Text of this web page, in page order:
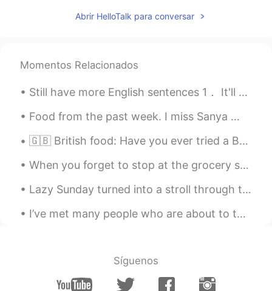
EN
chika
JP
Abrir HelloTalk para conversar
Momentos Relacionados
Still have more English sentences 1． It'll come to me.（我会想起来的。） 2． It hurts like hell!（疼死啦！） 3． ...
Food from the past week. I miss Sanya 😭 but I'm glad to eat malaxiangguo again. It's been almost...
🇬🇧 British food: Have you ever tried a Beef Wellington? It’s a cut of beef, baked in a mushroo...
When you forget to stop at the grocery store after work so you have to improvise with what little...
Lazy Sunday turned into a stroll through the local zoo. I absolutely love this zoo, all animals a...
I’ve met many people who are about to take their examination soon, so this is just a short messag...
Síguenos